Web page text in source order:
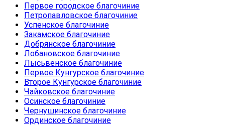
Первое городское благочиние
Петропавловское благочиние
Успенское благочиние
Закамское благочиние
Добрянское благочиние
Лобановское благочиние
Лысьвенское благочиние
Первое Кунгурское благочиние
Второе Кунгурское благочиние
Чайковское благочиние
Осинское благочиние
Чернушинское благочиние
Ординское благочиние